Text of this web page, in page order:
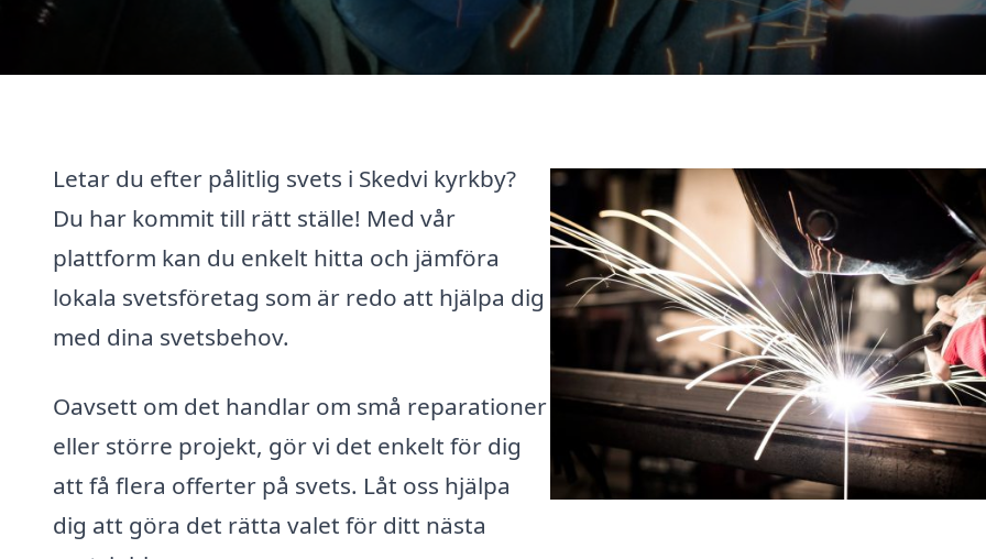
Letar du efter pålitlig svets i Skedvi kyrkby?
Du har kommit till rätt ställe! Med vår
plattform kan du enkelt hitta och jämföra
lokala svetsföretag som är redo att hjälpa dig
med dina svetsbehov.
Oavsett om det handlar om små reparationer
eller större projekt, gör vi det enkelt för dig
att få flera offerter på svets. Låt oss hjälpa
dig att göra det rätta valet för ditt nästa